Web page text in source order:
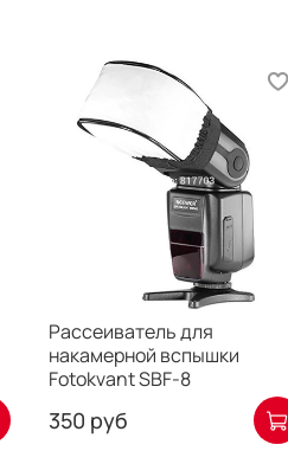
Рассеиватель для
накамерной вспышки
Fotokvant SBF-8
350 руб